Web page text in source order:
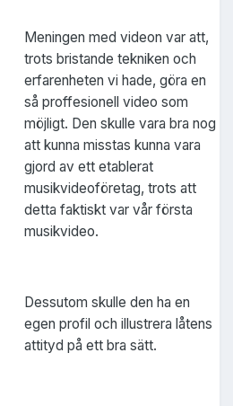
Meningen med videon var att,
trots bristande tekniken och
erfarenheten vi hade, göra en
så proffesionell video som
möjligt. Den skulle vara bra nog
att kunna misstas kunna vara
gjord av ett etablerat
musikvideoföretag, trots att
detta faktiskt var vår första
musikvideo.
Dessutom skulle den ha en
egen profil och illustrera låtens
attityd på ett bra sätt.